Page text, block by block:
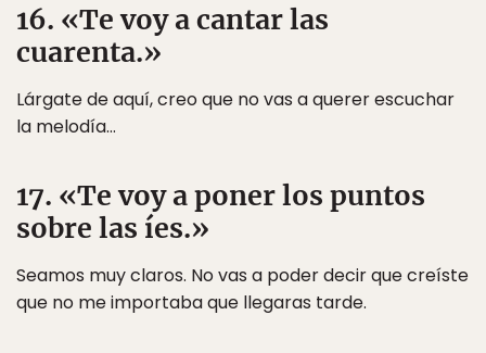
16. «Te voy a cantar las
cuarenta.»
Lárgate de aquí, creo que no vas a querer escuchar
la melodía…
17. «Te voy a poner los puntos
sobre las íes.»
Seamos muy claros. No vas a poder decir que creíste
que no me importaba que llegaras tarde.